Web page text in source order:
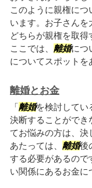
このように親権に
います。お子さんを
どちらが親権を取得
ここでは、 離婚につ
についてスポットを
離婚とお金
「離婚を検討してい
決断することができ
てお悩みの方は、決
あたっては、 離婚後
する必要があるので
い関係にあるお金に